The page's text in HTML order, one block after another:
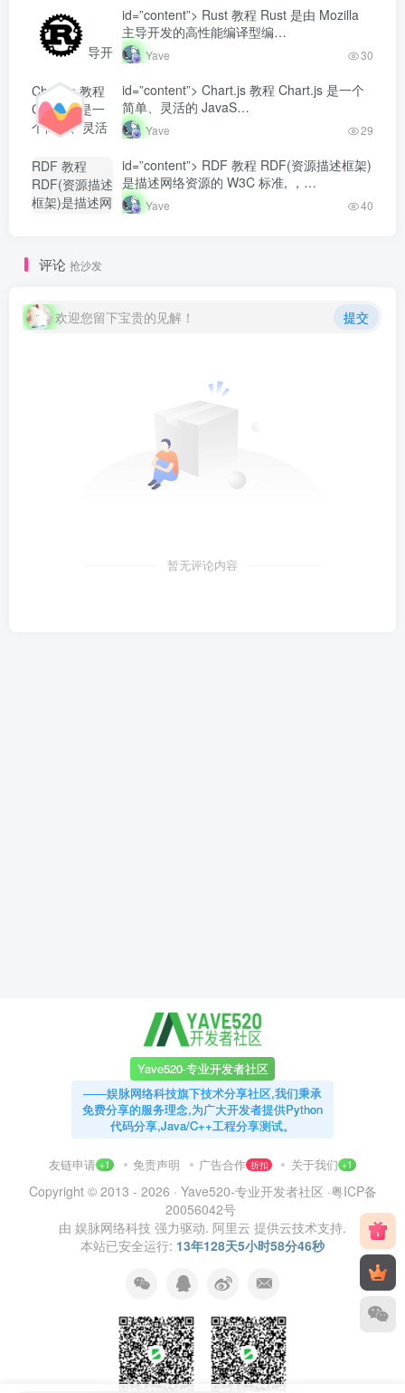
class="lazyload
fit-cover
radius8">
之...-
Yave520-专业
开发者社区"
fit-cover
radius8">
Rust 教程
Rust 是由
Mozilla 主导开
译型编...-
Yave520-专业
开发者社区"
class="lazyload
fit-cover
radius8">
id=”content”> Rust 教程 Rust 是由 Mozilla
主导开发的高性能编译型编…
Yave 30
Chart.js 教程
Chart.js 是一
个简单、灵活
Yave520-专业
开发者社区"
class="lazyload
id=”content”> Chart.js 教程 Chart.js 是一个
简单、灵活的 JavaS…
Yave 29
RDF 教程
RDF(资源描述
框架)是描述网
，...-
Yave520-专业
class="lazyload
fit-cover
id=”content”> RDF 教程 RDF(资源描述框架)
是描述网络资源的 W3C 标准, ，…
Yave 40
评论 抢沙发
欢迎您留下宝贵的见解！ 提交
暂无评论内容
Yave520-专业开发者社区
——娱脉网络科技旗下技术分享社区,我们秉承
免费分享的服务理念,为广大开发者提供Python
代码分享,Java/C++工程分享测试。
友链申请 +1 免责声明 广告合作 折扣 关于我们 +1
Copyright © 2013 - 2026 · Yave520-专业开发者社区 ·粤ICP备
20056042号
由 娱脉网络科技 强力驱动. 阿里云 提供云技术支持.
本站已安全运行: 13年128天5小时58分47秒